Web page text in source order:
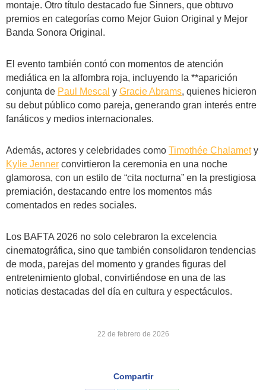
montaje. Otro título destacado fue Sinners, que obtuvo
premios en categorías como Mejor Guion Original y Mejor
Banda Sonora Original.
El evento también contó con momentos de atención
mediática en la alfombra roja, incluyendo la **aparición
conjunta de Paul Mescal y Gracie Abrams, quienes hicieron
su debut público como pareja, generando gran interés entre
fanáticos y medios internacionales.
Además, actores y celebridades como Timothée Chalamety
Kylie Jenner convirtieron la ceremonia en una noche
glamorosa, con un estilo de “cita nocturna” en la prestigiosa
premiación, destacando entre los momentos más
comentados en redes sociales.
Los BAFTA 2026 no solo celebraron la excelencia
cinematográfica, sino que también consolidaron tendencias
de moda, parejas del momento y grandes figuras del
entretenimiento global, convirtiéndose en una de las
noticias destacadas del día en cultura y espectáculos.
22 de febrero de 2026
Compartir